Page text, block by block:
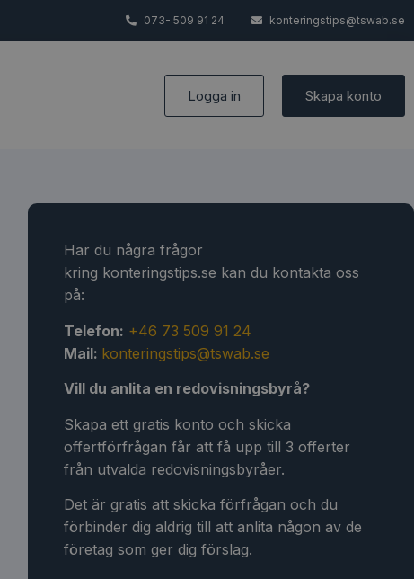
073- 509 91 24 konteringstips@tswab.se
Logga in Skapa konto
Har du några frågor
kring konteringstips.se kan du kontakta oss
på:
Telefon: +46 73 509 91 24
Mail: konteringstips@tswab.se
Vill du anlita en redovisningsbyrå?
Skapa ett gratis konto och skicka
offertförfrågan får att få upp till 3 offerter
från utvalda redovisningsbyråer.
Det är gratis att skicka förfrågan och du
förbinder dig aldrig till att anlita någon av de
företag som ger dig förslag.